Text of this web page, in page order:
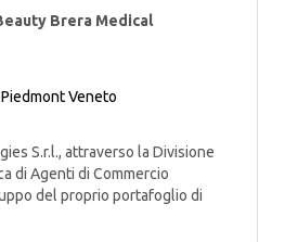
Brera Medical
PiedmontVeneto
S.r.l., attraverso la Divisione
di Agenti di Commercio
del proprio portafoglio di